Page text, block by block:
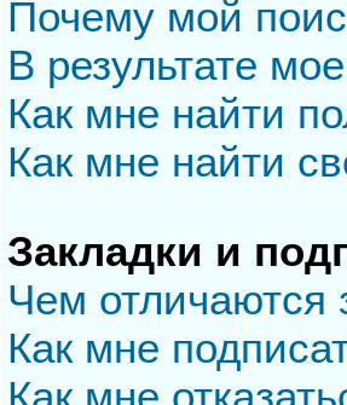
Почему мой
В результате
Как мне найти
Как мне найти
Закладки и
Чем отличаются
Как мне